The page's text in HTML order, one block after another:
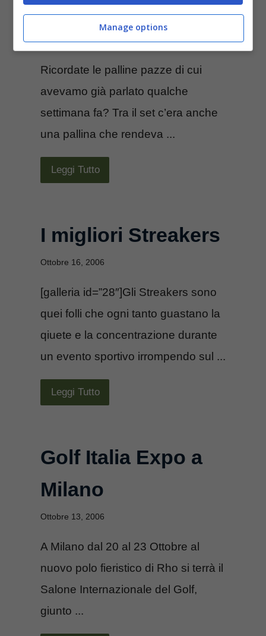
impossibili
Ottobre 17, 2006
Ricordate le palline pazze di cui
avevamo già parlato qualche
settimana fa? Tra il set c’era anche
una pallina che rendeva ...
Leggi Tutto
I migliori Streakers
Ottobre 16, 2006
[galleria id=”28″]Gli Streakers sono
quei folli che ogni tanto guastano la
qiuete e la concentrazione durante
un evento sportivo irrompendo sul ...
Leggi Tutto
Golf Italia Expo a
Milano
Ottobre 13, 2006
A Milano dal 20 al 23 Ottobre al
nuovo polo fieristico di Rho si terrà il
Salone Internazionale del Golf,
giunto ...
Manage options